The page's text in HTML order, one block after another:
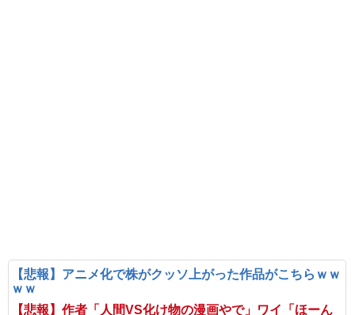
【悲報】アニメ化で株がクッソ上がった作品がこちらｗｗ
ｗｗ
【悲報】作者「人間VS化け物の漫画やで」ワイ「ほーん